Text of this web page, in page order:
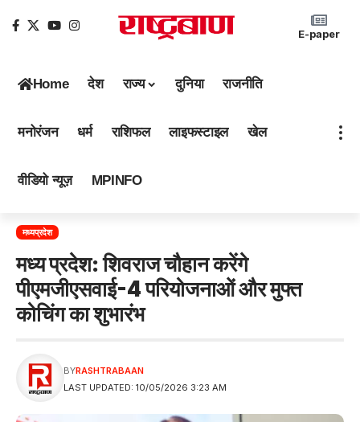
E-paper
Home देश राज्य दुनिया राजनीति
मनोरंजन धर्म राशिफल लाइफस्टाइल खेल
वीडियो न्यूज़ MPINFO
मध्यप्रदेश
मध्य प्रदेश: शिवराज चौहान करेंगे
पीएमजीएसवाई-4 परियोजनाओं और मुफ्त
कोचिंग का शुभारंभ
LAST UPDATED: 10/05/2026 3:23 AM
BYRASHTRABAAN